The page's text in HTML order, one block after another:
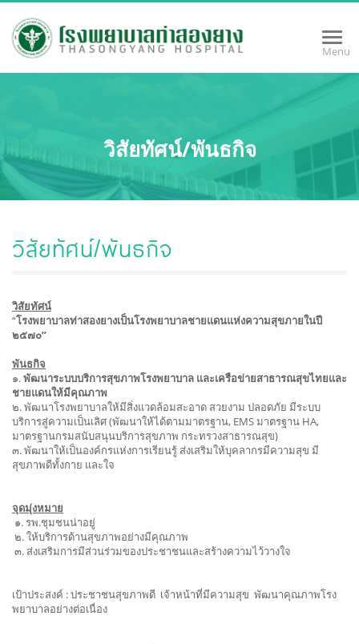
Menu
วิสัยทัศน์/พันธกิจ
วิสัยทัศน์/พันธกิจ
วิสัยทัศน์
“โรงพยาบาลท่าสองยางเป็นโรงพยาบาลชายแดนแห่งความสุขภายในปี
๒๕๗๐”
พันธกิจ
๑.พัฒนาระบบบริการสุขภาพโรงพยาบาล และเครือข่ายสาธารณสุขไทยและ
ชายแดนให้มีคุณภาพ
๒. พัฒนาโรงพยาบาลให้มีสิ่งแวดล้อมสะอาด สวยงาม ปลอดภัย มีระบบ
บริการสู่ความเป็นเลิศ (พัฒนาให้ได้ตามมาตรฐาน, EMS มาตรฐาน HA,
มาตรฐานกรมสนับสนุนบริการสุขภาพ กระทรวงสาธารณสุข)
๓. พัฒนาให้เป็นองค์กรแห่งการเรียนรู้ ส่งเสริมให้บุคลากรมีความสุข มี
สุขภาพดีทั้งกาย และใจ
จุดมุ่งหมาย
๑. รพ.ชุมชนน่าอยู่
๒. ให้บริการด้านสุขภาพอย่างมีคุณภาพ
๓. ส่งเสริมการมีส่วนร่วมของประชาชนและสร้างความไว้วางใจ
เป้าประสงค์ : ประชาชนสุขภาพดี เจ้าหน้าที่มีความสุข พัฒนาคุณภาพโรง
พยาบาลอย่างต่อเนื่อง